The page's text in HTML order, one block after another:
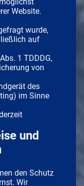
Website.
wurde,
auf
1 TDDDG,
von
des
im Sinne
und
den Schutz
Wir